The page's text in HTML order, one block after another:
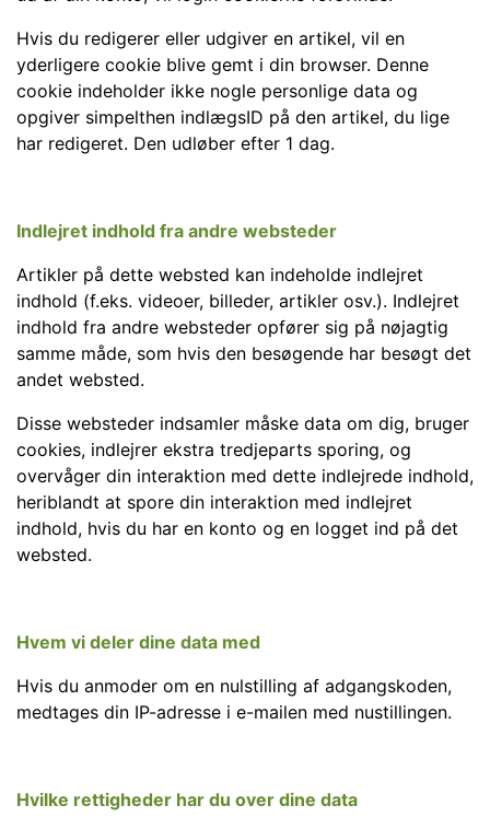
Hvis du redigerer eller udgiver en artikel, vil en
yderligere cookie blive gemt i din browser. Denne
cookie indeholder ikke nogle personlige data og
opgiver simpelthen indlægsID på den artikel, du lige
har redigeret. Den udløber efter 1 dag.
Indlejret indhold fra andre websteder
Artikler på dette websted kan indeholde indlejret
indhold (f.eks. videoer, billeder, artikler osv.). Indlejret
indhold fra andre websteder opfører sig på nøjagtig
samme måde, som hvis den besøgende har besøgt det
andet websted.
Disse websteder indsamler måske data om dig, bruger
cookies, indlejrer ekstra tredjeparts sporing, og
overvåger din interaktion med dette indlejrede indhold,
heriblandt at spore din interaktion med indlejret
indhold, hvis du har en konto og en logget ind på det
websted.
Hvem vi deler dine data med
Hvis du anmoder om en nulstilling af adgangskoden,
medtages din IP-adresse i e-mailen med nustillingen.
Hvilke rettigheder har du over dine data